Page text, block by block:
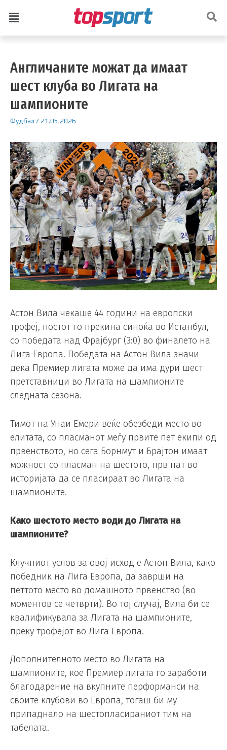
Англичаните можат да имаат
шест клуба во Лигата на
шампионите
Фудбал /21.05.2026
Астон Вила чекаше 44 години на европски
трофеј, постот го прекина синоќа во Истанбул,
со победата над Фрајбург (3:0) во финалето на
Лига Европа. Победата на Астон Вила значи
дека Премиер лигата може да има дури шест
претставници во Лигата на шампионите
следната сезона.
Тимот на Унаи Емери веќе обезбеди место во
елитата, со пласманот меѓу првите пет екипи од
првенството, но сега Борнмут и Брајтон имаат
можност со пласман на шестото, прв пат во
историјата да се пласираат во Лигата на
шампионите.
Како шестото место води до Лигата на
шампионите?
Клучниот услов за овој исход е Астон Вила, како
победник на Лига Европа, да заврши на
петтото место во домашното првенство (во
моментов се четврти). Во тој случај, Вила би се
квалификувала за Лигата на шампионите,
преку трофејот во Лига Европа.
Дополнителното место во Лигата на
шампионите, кое Премиер лигата го заработи
благодарение на вкупните перформанси на
своите клубови во Европа, тогаш би му
припаднало на шестопласираниот тим на
табелата.